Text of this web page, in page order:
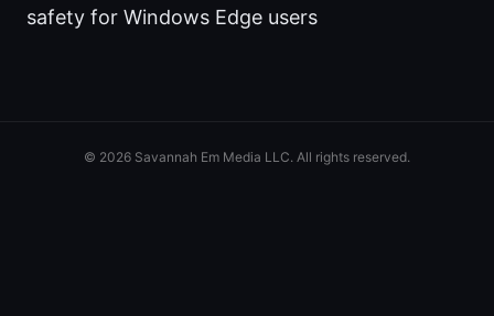
safety for Windows Edge users
© 2026 Savannah Em Media LLC. All rights reserved.